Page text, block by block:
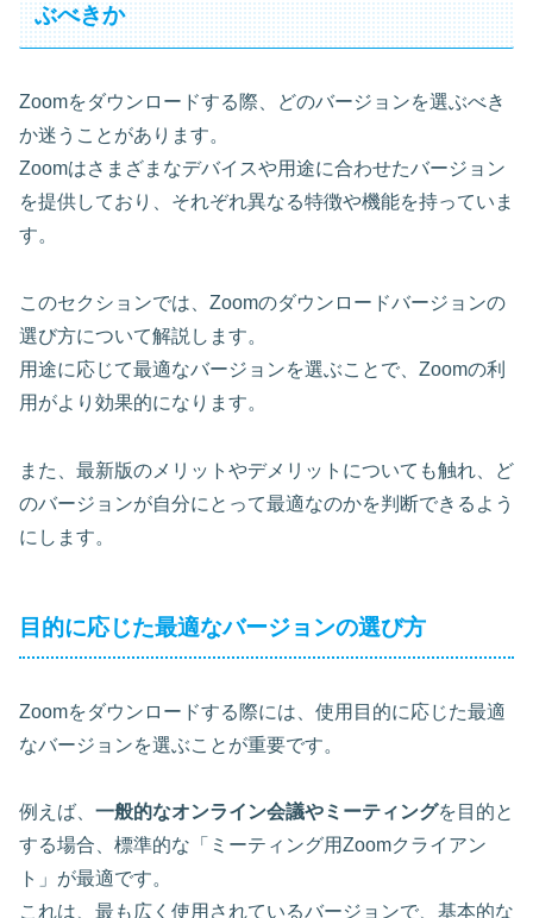
ぶべきか
Zoomをダウンロードする際、どのバージョンを選ぶべき
か迷うことがあります。
Zoomはさまざまなデバイスや用途に合わせたバージョン
を提供しており、それぞれ異なる特徴や機能を持っていま
す。
このセクションでは、Zoomのダウンロードバージョンの
選び方について解説します。
用途に応じて最適なバージョンを選ぶことで、Zoomの利
用がより効果的になります。
また、最新版のメリットやデメリットについても触れ、ど
のバージョンが自分にとって最適なのかを判断できるよう
にします。
目的に応じた最適なバージョンの選び方
Zoomをダウンロードする際には、使用目的に応じた最適
なバージョンを選ぶことが重要です。
例えば、 一般的なオンライン会議やミーティングを目的と
する場合、標準的な「ミーティング用Zoomクライアン
ト」が最適です。
これは、 最も広く使用されているバージョンで、基本的な